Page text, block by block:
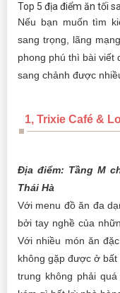
Top 5 địa điểm ăn tối
Nếu bạn muốn tìm
sang trọng, lãng
phong phú thì bài viết
sang chảnh được
1, Trixie Café &
Địa điểm: Tầng M
Thái Hà
Với menu đồ ăn đa
bởi tay nghề của
Với nhiều món ăn
không gặp được ở
trung không phải